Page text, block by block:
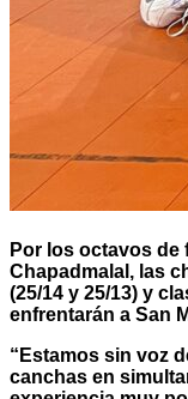
Por los octavos de
Chapadmalal, las
(25/14 y 25/13) y
enfrentarán a San
“Estamos sin voz
canchas en